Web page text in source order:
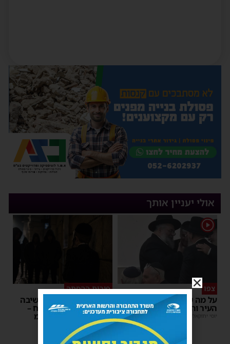
אולי יעניין אותך
1
צפו
על מה שוחחו מ"מ ראש
העיר והחיד"א אברג׳ל?
יוסי יחזקאלי
פירות ההסתה
אימה באשדוד: בחור ישיבה
בן 13 נשדד באיומי רצח –
המשטרה הקימה צח”מ
מנחם דויטש |